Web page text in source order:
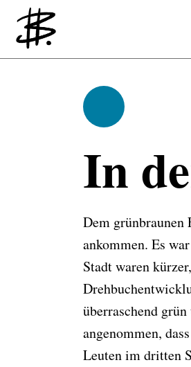
In
Dem
ankommen. Es
Stadt waren
überraschend
angenommen,
Leuten im dritten